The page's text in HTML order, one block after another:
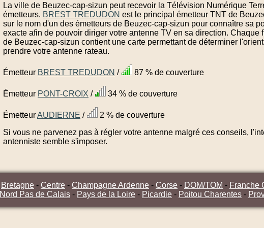
La ville de Beuzec-cap-sizun peut recevoir la Télévision Numérique
émetteurs. BREST TREDUDON est le principal émetteur TNT de
sur le nom d'un des émetteurs de Beuzec-cap-sizun pour connaître sa
exacte afin de pouvoir diriger votre antenne TV en sa direction. Chaque
de Beuzec-cap-sizun contient une carte permettant de déterminer
prendre votre antenne rateau.
Émetteur BREST TREDUDON / 87 % de couverture
Émetteur PONT-CROIX / 34 % de couverture
ÉmetteurAUDIERNE /
2 % de couverture
Si vous ne parvenez pas à régler votre antenne malgré ces conseils,
antenniste semble s'imposer.
Bretagne - Centre - Champagne Ardenne - Corse - DOM/TOM - Franche
Nord Pas de Calais - Pays de la Loire - Picardie - Poitou Charentes -